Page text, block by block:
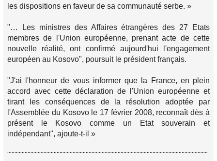
les dispositions en faveur de sa communauté serbe. »
"… Les ministres des Affaires étrangères des 27 Etats
membres de l'Union européenne, prenant acte de cette
nouvelle réalité, ont confirmé aujourd'hui l'engagement
européen au Kosovo", poursuit le président français.
"J'ai l'honneur de vous informer que la France, en plein
accord avec cette déclaration de l'Union européenne et
tirant les conséquences de la résolution adoptée par
l'Assemblée du Kosovo le 17 février 2008, reconnaît dès à
présent le Kosovo comme un Etat souverain et
indépendant", ajoute-t-il »
"""""""""""""""""""""""""""""""""""""""""""""""""""""""""""""""""""""